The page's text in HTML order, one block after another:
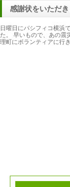
感謝状をいただき
日曜日にパシフィコ横浜
た。 早いもので、あの震
理町にボランティアに行